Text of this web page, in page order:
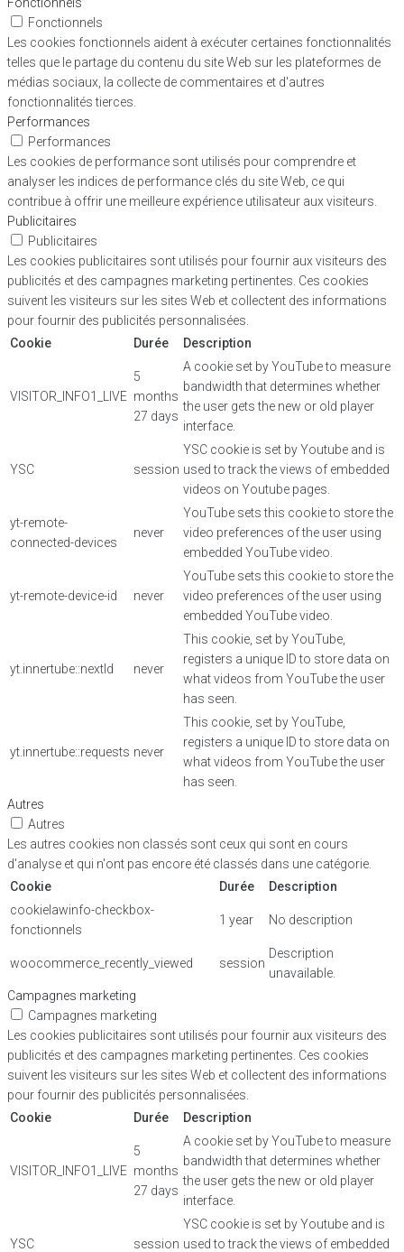
Fonctionnels
Les cookies fonctionnels aident à exécuter certaines fonctionnalités
telles que le partage du contenu du site Web sur les plateformes de
médias sociaux, la collecte de commentaires et d'autres
fonctionnalités tierces.
Performances
Performances
Les cookies de performance sont utilisés pour comprendre et
analyser les indices de performance clés du site Web, ce qui
contribue à offrir une meilleure expérience utilisateur aux visiteurs.
Publicitaires
Publicitaires
Les cookies publicitaires sont utilisés pour fournir aux visiteurs des
publicités et des campagnes marketing pertinentes. Ces cookies
suivent les visiteurs sur les sites Web et collectent des informations
pour fournir des publicités personnalisées.
Cookie
Durée Description
VISITOR_INFO1_LIVE
5
months
27 days
A cookie set by YouTube to measure
bandwidth that determines whether
the user gets the new or old player
interface.
YSC session
YSC cookie is set by Youtube and is
used to track the views of embedded
videos on Youtube pages.
yt-remote-
connected-devices
never
YouTube sets this cookie to store the
video preferences of the user using
embedded YouTube video.
yt-remote-device-id never
YouTube sets this cookie to store the
video preferences of the user using
embedded YouTube video.
yt.innertube::nextId never
This cookie, set by YouTube,
registers a unique ID to store data on
what videos from YouTube the user
has seen.
yt.innertube::requests never
This cookie, set by YouTube,
registers a unique ID to store data on
what videos from YouTube the user
has seen.
Autres
Autres
Les autres cookies non classés sont ceux qui sont en cours
d'analyse et qui n'ont pas encore été classés dans une catégorie.
Cookie
Durée
Description
cookielawinfo-checkbox-
fonctionnels
1 year No description
woocommerce_recently_viewed session
Description
unavailable.
Campagnes marketing
Campagnes marketing
Les cookies publicitaires sont utilisés pour fournir aux visiteurs des
publicités et des campagnes marketing pertinentes. Ces cookies
suivent les visiteurs sur les sites Web et collectent des informations
pour fournir des publicités personnalisées.
Cookie
Durée Description
VISITOR_INFO1_LIVE
5
months
27 days
A cookie set by YouTube to measure
bandwidth that determines whether
the user gets the new or old player
interface.
YSC session
YSC cookie is set by Youtube and is
used to track the views of embedded